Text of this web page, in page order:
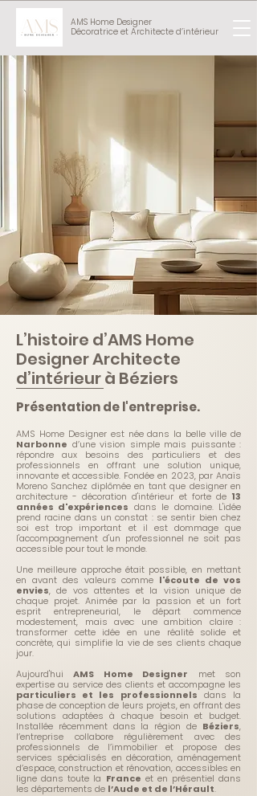
AMS Home Designer
Décoratrice et Architecte d’intérieur
L’histoire d’AMS Home
Designer Architecte
d’intérieur à Béziers
Présentation de l'entreprise.
AMS Home Designer est née dans la belle ville de
Narbonne d’une vision simple mais puissante :
répondre aux besoins des particuliers et des
professionnels en offrant une solution unique,
innovante et accessible. Fondée en 2023, par Anaïs
Moreno Sanchez diplômée en tant que designer en
architecture - décoration d'intérieur et forte de 13
années d'expériences dans le domaine. L'idée
prend racine dans un constat : se sentir bien chez
soi est trop important et il est dommage que
l'accompagnement d'un professionnel ne soit pas
accessible pour tout le monde.
Une meilleure approche était possible, en mettant
en avant des valeurs comme l'écoute de vos
envies, de vos attentes et la vision unique de
chaque projet. Animée par la passion et un fort
esprit entrepreneurial, le départ commence
modestement, mais avec une ambition claire :
transformer cette idée en une réalité solide et
concrète, qui simplifie la vie de ses clients chaque
jour.
Aujourd'huiAMS Home Designer met son
expertise au service des clients et accompagne les
particuliers et les professionnels dans la
phase de conception de leurs projets, en offrant des
solutions adaptées à chaque besoin et budget.
Installée récemment dans la région de Béziers,
l’entreprise collabore régulièrement avec des
professionnels de l’immobilier et propose des
services spécialisés en décoration, aménagement
d’espace, construction et rénovation, accessibles en
ligne dans toute la France et en présentiel dans
les départements de l’Aude et de l’Hérault.